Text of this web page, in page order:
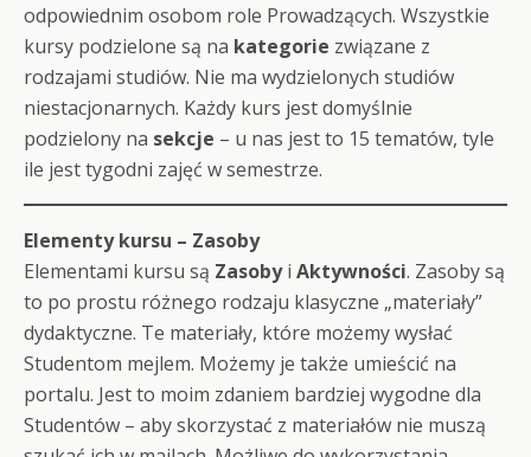
odpowiednim osobom role Prowadzących. Wszystkie
kursy podzielone są na kategorie związane z
rodzajami studiów. Nie ma wydzielonych studiów
niestacjonarnych. Każdy kurs jest domyślnie
podzielony na sekcje – u nas jest to 15 tematów, tyle
ile jest tygodni zajęć w semestrze.
Elementy kursu – Zasoby
Elementami kursu są Zasobyi Aktywności. Zasoby są
to po prostu różnego rodzaju klasyczne „materiały”
dydaktyczne. Te materiały, które możemy wysłać
Studentom mejlem. Możemy je także umieścić na
portalu. Jest to moim zdaniem bardziej wygodne dla
Studentów – aby skorzystać z materiałów nie muszą